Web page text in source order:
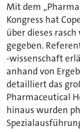
Mit dem
Kongress hat
über dieses
gegeben.
-wissenschaft
anhand von
detailliert das
Pharmaceutical
hinaus wurden